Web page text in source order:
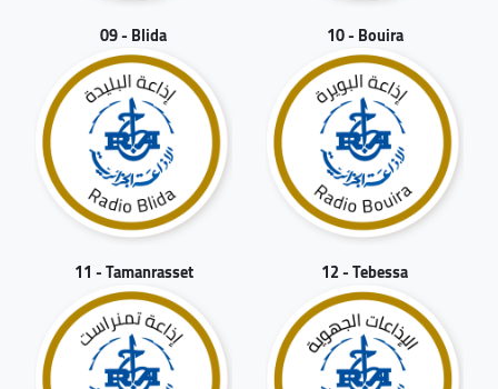
09 - Blida 10 - Bouira
11 - Tamanrasset 12 - Tebessa